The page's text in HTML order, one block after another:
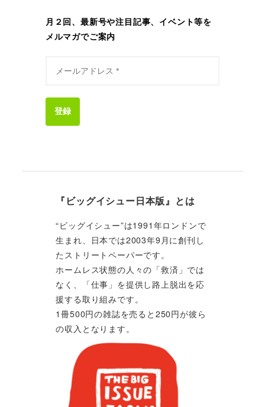
月２回、最新号や注目記事、イベント等を
メルマガでご案内
登録
『ビッグイシュー日本版』とは
“ビッグイシュー”は1991年ロンドンで
生まれ、日本では2003年9月に創刊し
たストリートペーパーです。
ホームレス状態の人々の「救済」では
なく、「仕事」を提供し路上脱出を応
援する取り組みです。
1冊500円の雑誌を売ると250円が彼ら
の収入となります。